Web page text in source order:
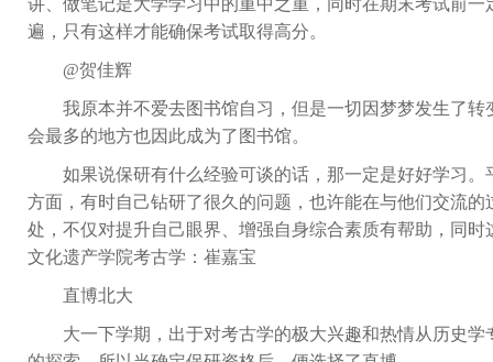
讲、做笔记是大学学习中的重中之重，同时在期末考试前
遍，只有这样才能确保考试取得高分。
@贺佳辉
我原本并不爱去图书馆自习，但是一切因梦梦发生了
会最多的地方也因此成为了图书馆。
如果说保研有什么经验可谈的话，那一定是好好学习
方面，有时自己钻研了很久的问题，也许能在与他们交流
处，不仅对提升自己眼界、增强自身综合素质有帮助，同
文化遗产学院考古学：崔嘉宝
直博北大
大一下学期，出于对考古学的极大兴趣和热情从历史